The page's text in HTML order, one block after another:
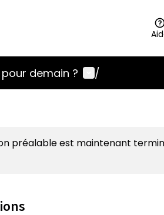
demain ? Menu utilisateur
/
préalable est maintenant